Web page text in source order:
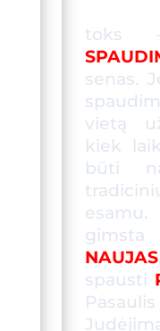
senas.
vietą
kiek
būti
NAUJAS
spausti